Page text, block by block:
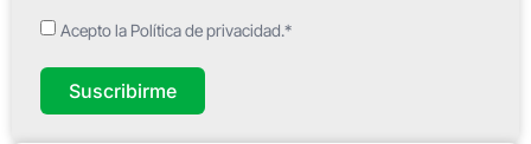
Acepto la Política de privacidad.*
Suscribirme